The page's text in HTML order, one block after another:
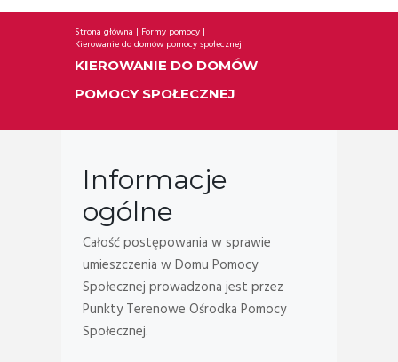
Strona główna
Formy pomocy
Kierowanie do domów pomocy społecznej
KIEROWANIE DO DOMÓW
POMOCY SPOŁECZNEJ
Informacje
ogólne
Całość postępowania w sprawie
umieszczenia w Domu Pomocy
Społecznej prowadzona jest przez
Punkty Terenowe Ośrodka Pomocy
Społecznej.